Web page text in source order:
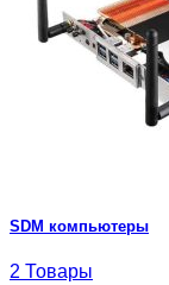
SDM компьютеры
2 Товары